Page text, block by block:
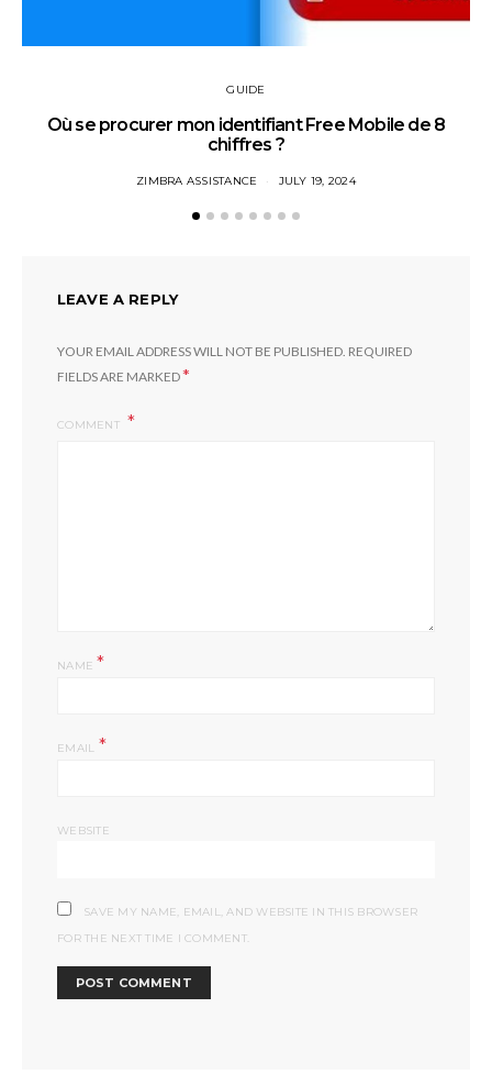
GUIDE
Où se procurer mon identifiant Free Mobile de 8
chiffres ?
ZIMBRA ASSISTANCE JULY 19, 2024
LEAVE A REPLY
YOUR EMAIL ADDRESS WILL NOT BE PUBLISHED. REQUIRED
FIELDS ARE MARKED*
COMMENT
NAME*
EMAIL *
WEBSITE
SAVE MY NAME, EMAIL, AND WEBSITE IN THIS BROWSER
FOR THE NEXT TIME I COMMENT.